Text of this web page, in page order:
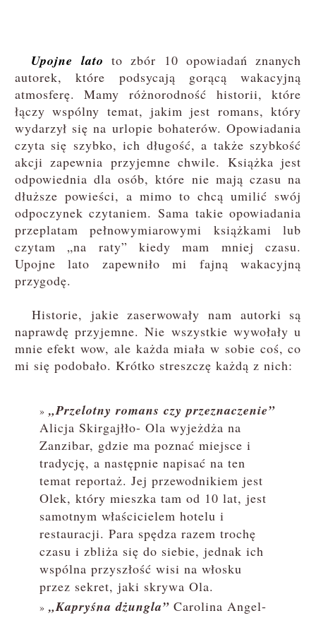
Upojne lato to zbór 10 opowiadań znanych
autorek, które podsycają gorącą wakacyjną
atmosferę. Mamy różnorodność historii, które
łączy wspólny temat, jakim jest romans, który
wydarzył się na urlopie bohaterów. Opowiadania
czyta się szybko, ich długość, a także szybkość
akcji zapewnia przyjemne chwile. Książka jest
odpowiednia dla osób, które nie mają czasu na
dłuższe powieści, a mimo to chcą umilić swój
odpoczynek czytaniem. Sama takie opowiadania
przeplatam pełnowymiarowymi książkami lub
czytam „na raty” kiedy mam mniej czasu.
Upojne lato zapewniło mi fajną wakacyjną
przygodę.
Historie, jakie zaserwowały nam autorki są
naprawdę przyjemne. Nie wszystkie wywołały u
mnie efekt wow, ale każda miała w sobie coś, co
mi się podobało. Krótko streszczę każdą z nich:
„Przelotny romans czy przeznaczenie”
Alicja Skirgajłło- Ola wyjeżdża na
Zanzibar, gdzie ma poznać miejsce i
tradycję, a następnie napisać na ten
temat reportaż. Jej przewodnikiem jest
Olek, który mieszka tam od 10 lat, jest
samotnym właścicielem hotelu i
restauracji. Para spędza razem trochę
czasu i zbliża się do siebie, jednak ich
wspólna przyszłość wisi na włosku
przez sekret, jaki skrywa Ola.
„Kapryśna dżungla”Carolina Angel-